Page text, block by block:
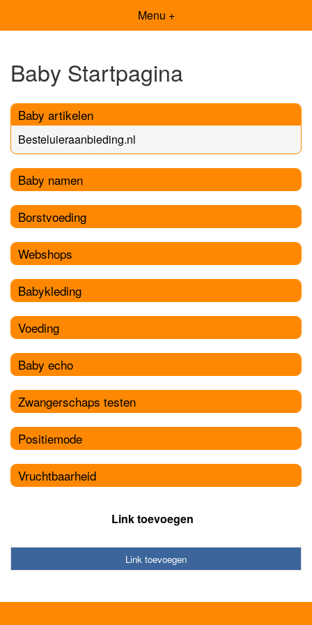
Menu +
Baby Startpagina
Baby artikelen
Besteluieraanbieding.nl
Baby namen
Borstvoeding
Webshops
Babykleding
Voeding
Baby echo
Zwangerschaps testen
Positiemode
Vruchtbaarheid
Link toevoegen
Link toevoegen